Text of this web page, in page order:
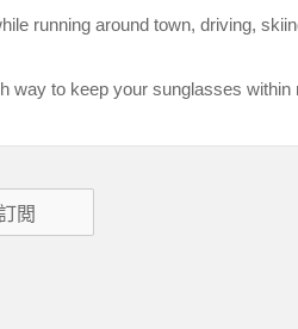
running around town, driving,
way to keep your sunglasses within